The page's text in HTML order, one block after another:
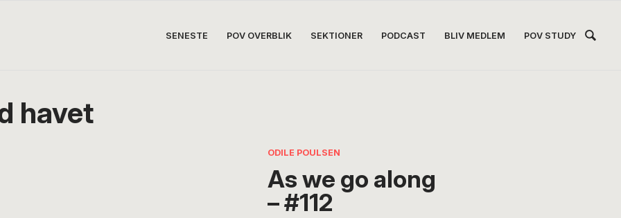
SENESTE POV OVERBLIK SEKTIONER PODCAST BLIV MEDLEM POV STUDY
havet
ODILE POULSEN
As we go along
– #112